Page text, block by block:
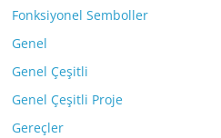
Fonksiyonel Semboller
Genel
Genel Çeşitli
Genel Çeşitli Proje
Gereçler